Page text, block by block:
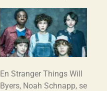
En Stranger Things Will
Byers, Noah Schnapp, se